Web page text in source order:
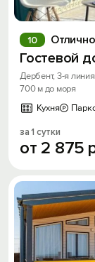
Отлично
10
Гостевой
Дербент, 3-я
700 м до моря
Кухня
за 1 сутки
от 2 875